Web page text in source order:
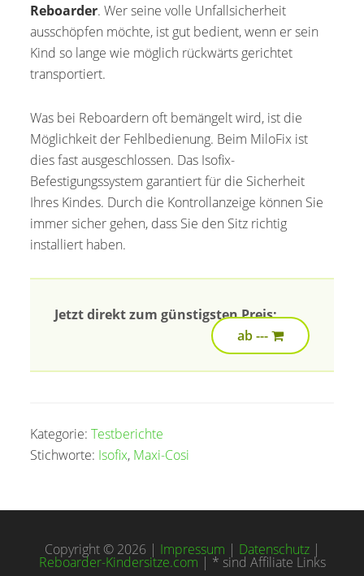
Reboarder. Wer seine volle Unfallsicherheit
ausschöpfen möchte, ist gut bedient, wenn er sein
Kind so lange wie möglich rückwärts gerichtet
transportiert.
Was bei Reboardern oft bemängelt wird, ist die
Möglichkeit der Fehlbedienung. Beim MiloFix ist
dies fast ausgeschlossen. Das Isofix-
Befestigungssystem garantiert für die Sicherheit
Ihres Kindes. Durch die Kontrollanzeige können Sie
immer sicher gehen, dass Sie den Sitz richtig
installiert haben.
Jetzt direkt zum günstigsten Preis:
ab ---
Kategorie:Testberichte
Stichworte: Isofix, Maxi-Cosi
Copyright © 2026 | Impressum | Datenschutz|
Reboarder-Kindersitze.com | * sind Affiliate Links